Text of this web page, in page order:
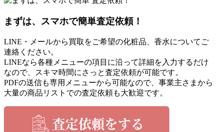
まずは、スマホで簡単査定依頼！
LINE・メールから買取をご希望の化粧品、香水についてご
連絡ください。
LINEなら各種メニューの項目に沿って詳細を入力するだけ
なので、スキマ時間にさっと査定依頼が可能です。
PDFの送信も専用メニューから可能なので、事業主さまから
大量の商品リストでの査定依頼も大歓迎です。